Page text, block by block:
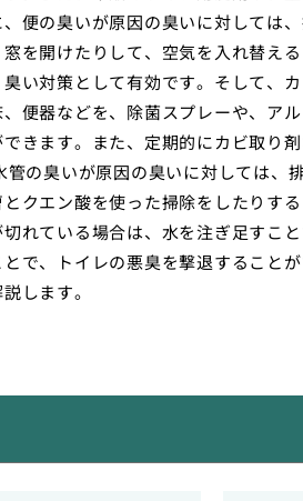
便の臭いが原因の臭いに対しては
を開けたりして、空気を入れ替え
い対策として有効です。そして、
便器などを、除菌スプレーや、ア
きます。また、定期的にカビ取り
管の臭いが原因の臭いに対しては、
クエン酸を使った掃除をしたりす
れている場合は、水を注ぎ足すこ
で、トイレの悪臭を撃退すること
します。